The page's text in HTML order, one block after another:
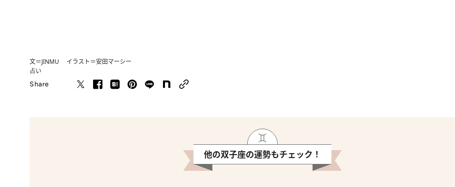
文＝JINMU イラスト＝安田マーシー
占い
Share
他の双子座の運勢もチェック！